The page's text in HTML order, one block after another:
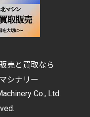
売と買取なら
シナリー
Co., Ltd.